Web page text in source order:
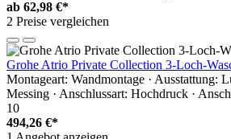
ab 62,98 €*
2 Preise vergleichen
Grohe Atrio Private Collection 3-Loch-
Montageart: Wandmontage · Ausstattung:
Messing · Anschlussart: Hochdruck ·
10
494,26 €*